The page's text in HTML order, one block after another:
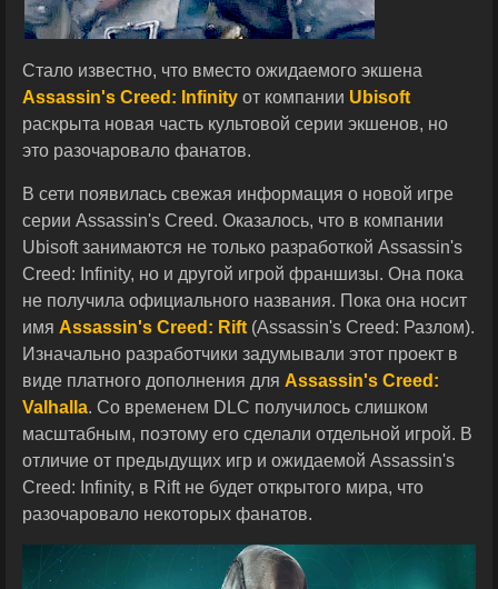
Стало известно, что вместо ожидаемого экшена
Assassin's Creed: Infinity от компании Ubisoft
раскрыта новая часть культовой серии экшенов, но
это разочаровало фанатов.
В сети появилась свежая информация о новой игре
серии Assassin's Creed. Оказалось, что в компании
Ubisoft занимаются не только разработкой Assassin's
Creed: Infinity, но и другой игрой франшизы. Она пока
не получила официального названия. Пока она носит
имя Assassin's Creed: Rift (Assassin's Creed: Разлом).
Изначально разработчики задумывали этот проект в
виде платного дополнения для Assassin's Creed:
Valhalla. Со временем DLC получилось слишком
масштабным, поэтому его сделали отдельной игрой. В
отличие от предыдущих игр и ожидаемой Assassin's
Creed: Infinity, в Rift не будет открытого мира, что
разочаровало некоторых фанатов.